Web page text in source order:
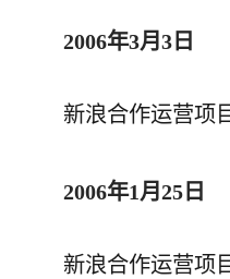
2006年3月3日
新浪合作运营项
2006年1月25日
新浪合作运营项